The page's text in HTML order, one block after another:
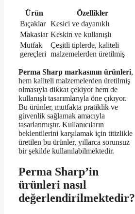
Ürün
Özellikler
Bıçaklar Kesici ve dayanıklı
Makaslar Keskin ve kullanışlı
Mutfak
gereçleri
Çeşitli tiplerde, kaliteli
malzemelerden üretilmiş
Perma Sharp markasının ürünleri,
hem kaliteli malzemelerden üretilmiş
olmasıyla dikkat çekiyor hem de
kullanışlı tasarımlarıyla öne çıkıyor.
Bu ürünler, mutfakta pratiklik ve
güvenlik sağlamak amacıyla
tasarlanmıştır. Kullanıcıların
beklentilerini karşılamak için titizlikle
üretilen bu ürünler, yıllarca sorunsuz
bir şekilde kullanılabilmektedir.
Perma Sharp’in
ürünleri nasıl
değerlendirilmektedir?